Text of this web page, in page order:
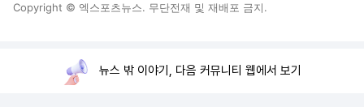
Copyright © 엑스포츠뉴스. 무단전재 및 재배포 금지.
뉴스 밖 이야기, 다음 커뮤니티 웹에서 보기